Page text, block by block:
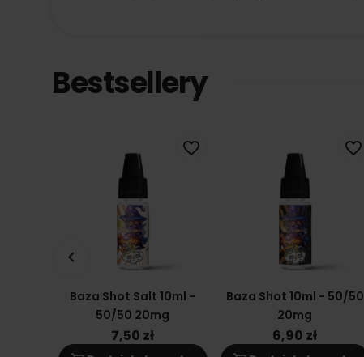
Bestsellery
Baza Shot Salt 10ml -
50/50 20mg
7,50 zł
favorite_border
Baza Shot 10ml - 50/50
20mg
6,90 zł
favorite_border
keyboard_arrow_left